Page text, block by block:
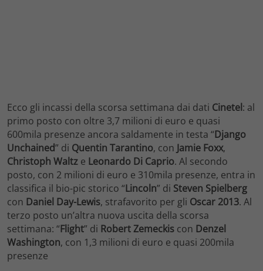
Ecco gli incassi della scorsa settimana dai dati Cinetel: al
primo posto con oltre 3,7 milioni di euro e quasi
600mila presenze ancora saldamente in testa “Django
Unchained” di Quentin Tarantino, con Jamie Foxx,
Christoph Waltz e Leonardo Di Caprio. Al secondo
posto, con 2 milioni di euro e 310mila presenze, entra in
classifica il bio-pic storico “Lincoln” di Steven Spielberg
con Daniel Day-Lewis, strafavorito per gli Oscar 2013. Al
terzo posto un’altra nuova uscita della scorsa
settimana: “Flight” di Robert Zemeckis con Denzel
Washington, con 1,3 milioni di euro e quasi 200mila
presenze